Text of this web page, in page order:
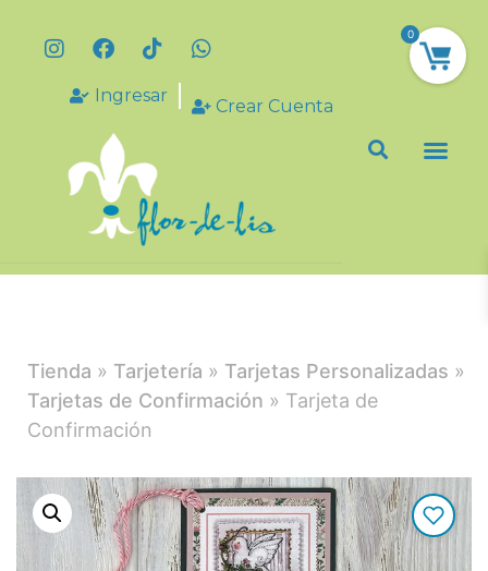
Ingresar
Crear Cuenta
Tienda » Tarjetería » Tarjetas Personalizadas »
Tarjetas de Confirmación » Tarjeta de
Confirmación
0